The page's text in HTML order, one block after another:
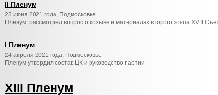
II Пленум
23 июня 2021 года, Подмосковье
Пленум рассмотрел вопрос о созыве и материалах второго этапа XVIII
I Пленум
24 апреля 2021 года, Подмосковье
Пленум утвердил состав ЦК и руководство партии
XIII Пленум